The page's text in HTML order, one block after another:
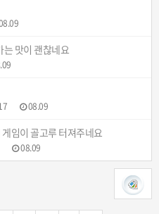
는 맛이 괜찮네요
08.09
임이 골고루 터져주네요
08.09